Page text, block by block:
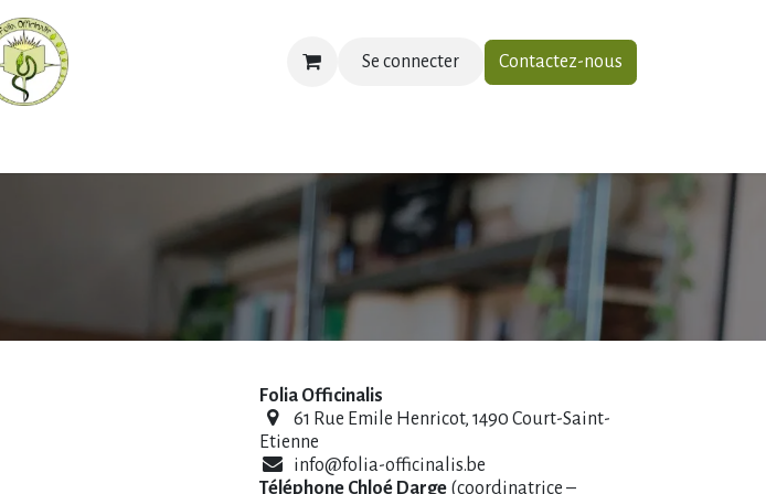
Se connecter Contactez-nous
Folia Officinalis
61 Rue Emile Henricot, 1490 Court-Saint-
Etienne
info@folia-officinalis.be
Téléphone Chloé Darge (coordinatrice –